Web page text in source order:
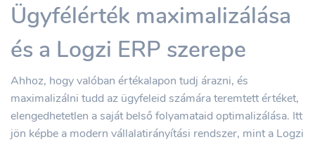
Ügyfélérték maximalizálása
és a Logzi ERP szerepe
Ahhoz, hogy valóban értékalapon tudj árazni, és
maximalizálni tudd az ügyfeleid számára teremtett értéket,
elengedhetetlen a saját belső folyamataid optimalizálása. Itt
jön képbe a modern vállalatirányítási rendszer, mint a Logzi